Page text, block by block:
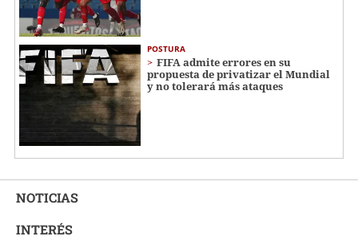
POSTURA
FIFA admite errores en su
propuesta de privatizar el Mundial
y no tolerará más ataques
NOTICIAS
INTERÉS